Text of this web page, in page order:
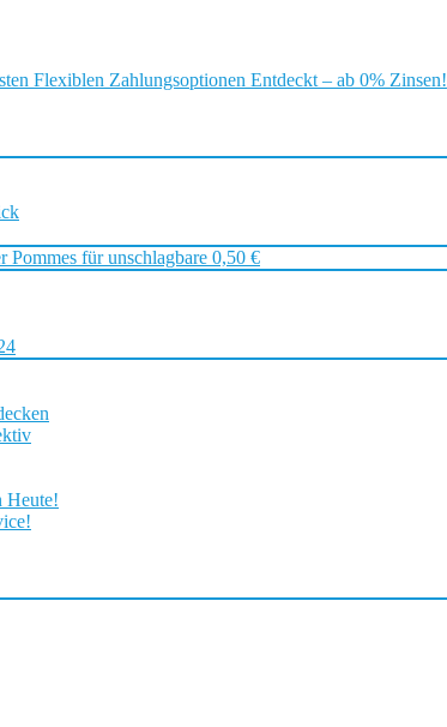
Flexiblen Zahlungsoptionen Entdeckt – ab 0% Zinsen!
für unschlagbare 0,50 €
Heute!